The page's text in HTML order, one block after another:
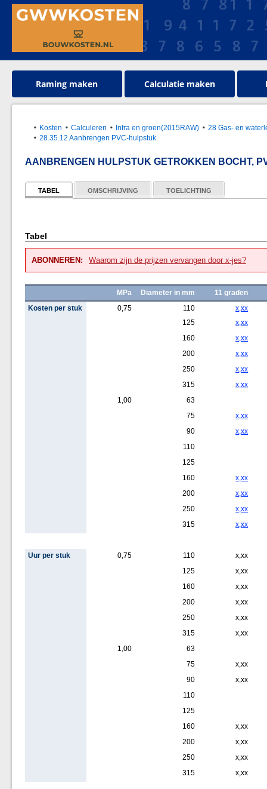
Raming maken Calculatie maken
Kosten Calculeren Infra en groen(2015RAW)
28 Gas- en
28.35.12 Aanbrengen PVC-hulpstuk
AANBRENGEN HULPSTUK GETROKKEN BOCHT,
TABEL OMSCHRIJVING TOELICHTING
Tabel
ABONNEREN: Waarom zijn de prijzen vervangen door x-jes?
MPa Diameter in mm
11 graden
Kosten per stuk
0,75 110
x,xx
125
x,xx
160
x,xx
200
x,xx
250
x,xx
315
x,xx
1,00
63
75
x,xx
90
x,xx
110
125
160
x,xx
200
x,xx
250
x,xx
315
x,xx
Uur per stuk 0,75 110
x,xx
125
x,xx
160
x,xx
200
x,xx
250
x,xx
315
x,xx
1,00
63
75
x,xx
90
x,xx
110
125
160
x,xx
200
x,xx
250
x,xx
315
x,xx